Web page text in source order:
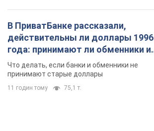
В ПриватБанке рассказали,
действительны ли доллары 1996
года: принимают ли обменники и
банки такие купюры
Что делать, если банки и обменники не
принимают старые доллары
11 годин тому 75,1 т.